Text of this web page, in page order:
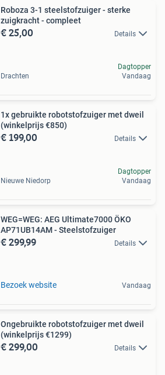
Roboza 3-1 steelstofzuiger - sterke
zuigkracht - compleet
€ 25,00 Details
Drachten
Dagtopper
Vandaag
1x gebruikte robotstofzuiger met dweil
(winkelprijs €850)
€ 199,00 Details
Nieuwe Niedorp
Dagtopper
Vandaag
WEG=WEG: AEG Ultimate7000 ÖKO
AP71UB14AM - Steelstofzuiger
€ 299,99 Details
Bezoek website Vandaag
Ongebruikte robotstofzuiger met dweil
(winkelprijs €1299)
€ 299,00 Details